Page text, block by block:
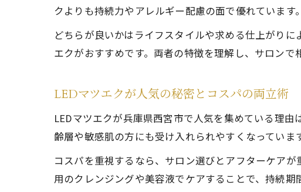
クよりも持続力やアレルギー配慮の面で優れています。
どちらが良いかはライフスタイルや求める仕上がり
エクがおすすめです。両者の特徴を理解し、サロンで
LEDマツエクが人気の秘密とコスパの両立術
LEDマツエクが兵庫県西宮市で人気を集めている理
齢層や敏感肌の方にも受け入れられやすくなっています
コスパを重視するなら、サロン選びとアフターケア
用のクレンジングや美容液でケアすることで、持続期